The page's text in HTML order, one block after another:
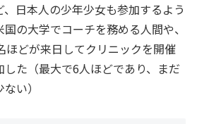
日本人の少年少女も参加するよう
の大学でコーチを務める人間や、
ほどが来日してクリニックを開催
した（最大で6人ほどであり、まだ
い）